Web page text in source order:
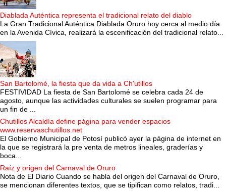
Diablada Auténtica representa el tradicional relato del diablo
La Gran Tradicional Auténtica Diablada Oruro hoy cerca al medio día
en la Avenida Cívica, realizará la escenificación del tradicional relato...
San Bartolomé, la fiesta que da vida a Ch'utillos
FESTIVIDAD La fiesta de San Bartolomé se celebra cada 24 de
agosto, aunque las actividades culturales se suelen programar para
un fin de ...
Chutillos Alcaldía define página para vender espacios
www.reservaschutillos.net
El Gobierno Municipal de Potosí publicó ayer la página de internet en
la que se registrará la pre venta de metros lineales, graderías y
boca...
Raíz y origen del Carnaval de Oruro
Nota de El Diario Cuando se habla del origen del Carnaval de Oruro,
se mencionan diferentes textos, que se tipifican como relatos, tradi...